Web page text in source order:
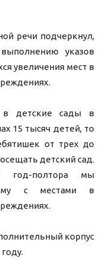
речи подчеркнул,
указов
увеличения мест в
детские сады в
15 тысяч детей, то
от трех до
детский сад.
год-полтора мы
с местами в
корпус